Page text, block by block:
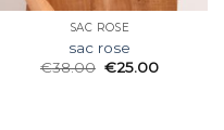
SAC ROSE
sac rose
€38.00 €25.00